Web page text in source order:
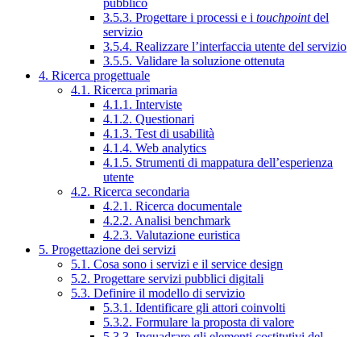
pubblico
3.5.3. Progettare i processi e i touchpointdel
servizio
3.5.4. Realizzare l’interfaccia utente del servizio
3.5.5. Validare la soluzione ottenuta
4. Ricerca progettuale
4.1. Ricerca primaria
4.1.1. Interviste
4.1.2. Questionari
4.1.3. Test di usabilità
4.1.4. Web analytics
4.1.5. Strumenti di mappatura dell’esperienza
utente
4.2. Ricerca secondaria
4.2.1. Ricerca documentale
4.2.2. Analisi benchmark
4.2.3. Valutazione euristica
5. Progettazione dei servizi
5.1. Cosa sono i servizi e il service design
5.2. Progettare servizi pubblici digitali
5.3. Definire il modello di servizio
5.3.1. Identificare gli attori coinvolti
5.3.2. Formulare la proposta di valore